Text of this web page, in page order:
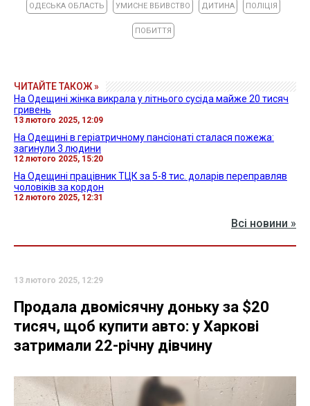
ОДЕСЬКА ОБЛАСТЬ УМИСНЕ ВБИВСТВО ДИТИНА ПОЛІЦІЯ
ПОБИТТЯ
ЧИТАЙТЕ ТАКОЖ »
На Одещині жінка викрала у літнього сусіда майже 20 тисяч
гривень
13 лютого 2025, 12:09
На Одещині в геріатричному пансіонаті сталася пожежа:
загинули 3 людини
12 лютого 2025, 15:20
На Одещині працівник ТЦК за 5-8 тис. доларів переправляв
чоловіків за кордон
12 лютого 2025, 12:31
Всі новини »
13 лютого 2025, 12:29
Продала двомісячну доньку за $20
тисяч, щоб купити авто: у Харкові
затримали 22-річну дівчину